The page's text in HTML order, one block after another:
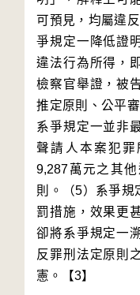
可預見，均屬違
爭規定一降低證
違法行為所得，
檢察官舉證，被
推定原則、公平
系爭規定一並非
聲請人本案犯
9,287萬元之其
則。（5）系爭規
罰措施，效果更
卻將系爭規定一
反罪刑法定原則